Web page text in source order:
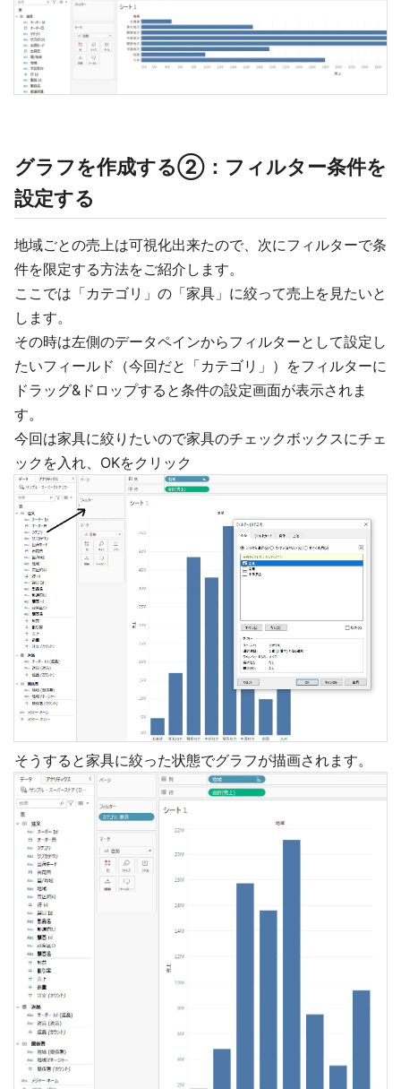
グラフを作成する②：フィルター条件を
設定する
地域ごとの売上は可視化出来たので、次にフィルターで条
件を限定する方法をご紹介します。
ここでは「カテゴリ」の「家具」に絞って売上を見たいと
します。
その時は左側のデータペインからフィルターとして設定し
たいフィールド（今回だと「カテゴリ」）をフィルターに
ドラッグ&ドロップすると条件の設定画面が表示されま
す。
今回は家具に絞りたいので家具のチェックボックスにチェ
ックを入れ、OKをクリック
そうすると家具に絞った状態でグラフが描画されます。